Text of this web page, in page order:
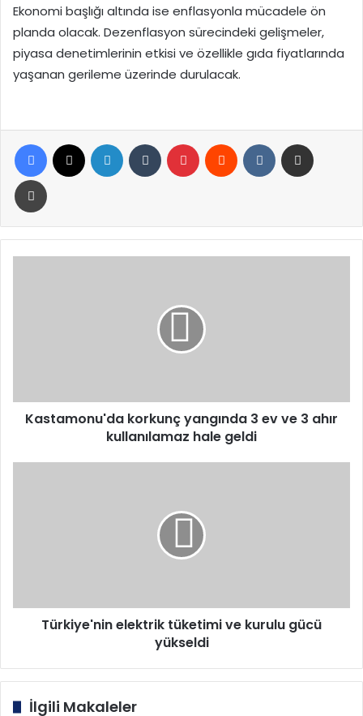
Ekonomi başlığı altında ise enflasyonla mücadele ön
planda olacak. Dezenflasyon sürecindeki gelişmeler,
piyasa denetimlerinin etkisi ve özellikle gıda fiyatlarında
yaşanan gerileme üzerinde durulacak.
Facebook LinkedIn Tumblr Pinterest Reddit VKontakte
Yazdır
kullanılamaz
hale
Kastamonu'da korkunç yangında 3 ev ve 3 ahır
kullanılamaz hale geldi
Türkiye'nin elektrik tüketimi ve kurulu gücü
yükseldi
İlgili Makaleler